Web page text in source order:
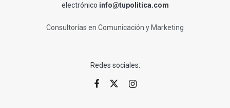
electrónico info@tupolitica.com
Consultorías en Comunicación y Marketing
Redes sociales: